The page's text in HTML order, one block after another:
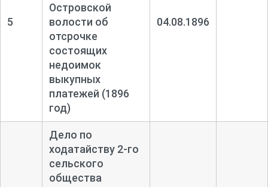
5
Островской
волости об
отсрочке
состоящих
недоимок
выкупных
платежей (1896
год)
04.08.1896
Дело по
ходатайству 2-го
сельского
общества